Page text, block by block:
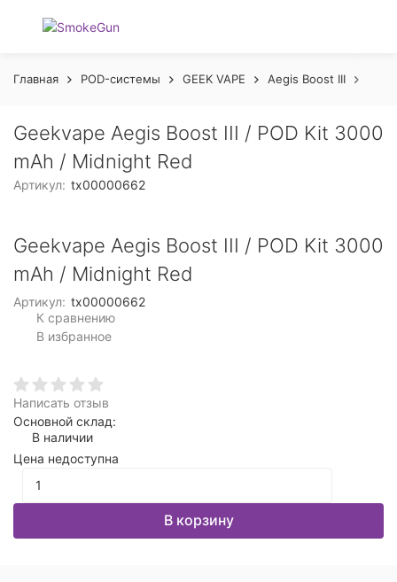
Главная POD-системы GEEK VAPE Aegis Boost III
Geekvape Aegis Boost III / POD Kit 3000
mAh / Midnight Red
Артикул: tx00000662
Geekvape Aegis Boost III / POD Kit 3000
mAh / Midnight Red
Артикул: tx00000662
К сравнению
В избранное
Написать отзыв
Основной склад:
В наличии
Цена недоступна
В корзину